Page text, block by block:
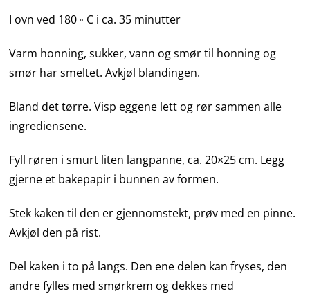
I ovn ved 180 ◦ C i ca. 35 minutter
Varm honning, sukker, vann og smør til honning og
smør har smeltet. Avkjøl blandingen.
Bland det tørre. Visp eggene lett og rør sammen alle
ingrediensene.
Fyll røren i smurt liten langpanne, ca. 20×25 cm. Legg
gjerne et bakepapir i bunnen av formen.
Stek kaken til den er gjennomstekt, prøv med en pinne.
Avkjøl den på rist.
Del kaken i to på langs. Den ene delen kan fryses, den
andre fylles med smørkrem og dekkes med